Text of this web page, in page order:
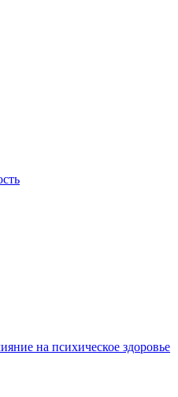
на психическое здоровье